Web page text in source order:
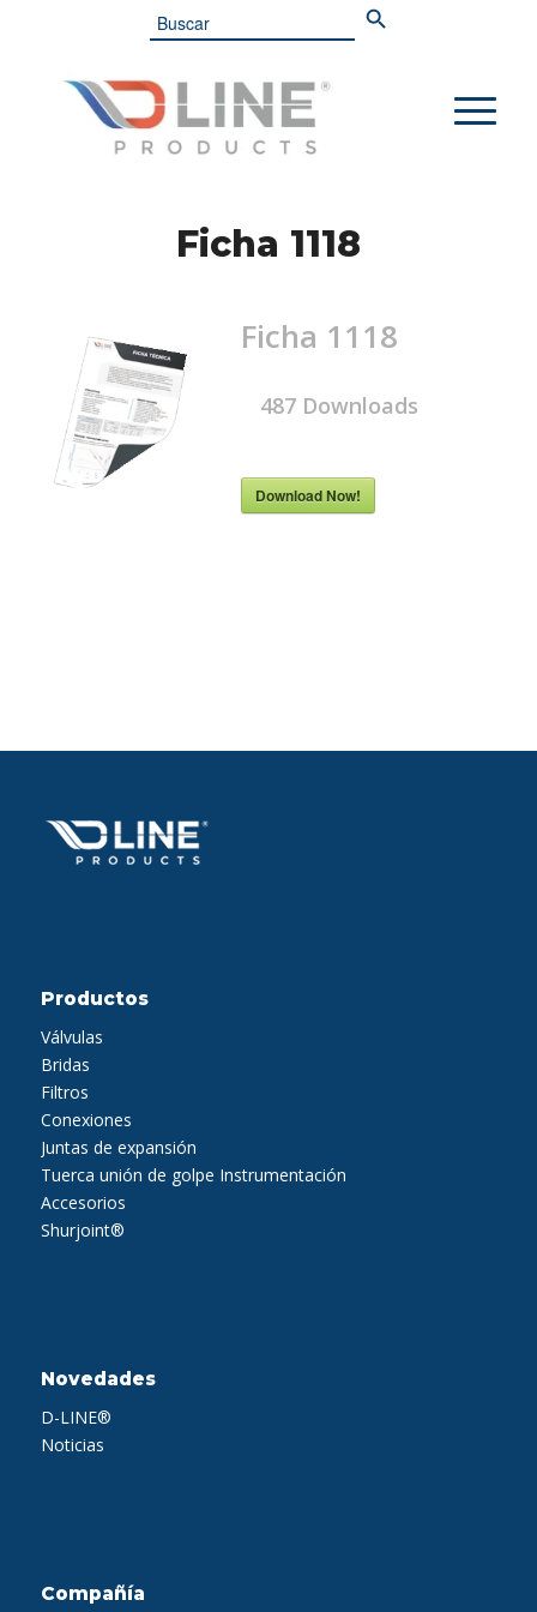
Ficha 1118
Ficha 1118
487Downloads
Download Now!
Productos
Válvulas
Bridas
Filtros
Conexiones
Juntas de expansión
Tuerca unión de golpe Instrumentación
Accesorios
Shurjoint®
Novedades
D-LINE®
Noticias
Compañía